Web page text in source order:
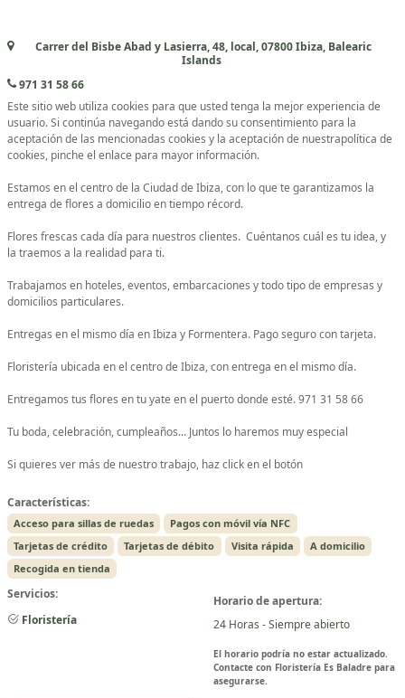
Carrer del Bisbe Abad y Lasierra, 48, local, 07800 Ibiza, Balearic
Islands
971 31 58 66
Este sitio web utiliza cookies para que usted tenga la mejor experiencia de
usuario. Si continúa navegando está dando su consentimiento para la
aceptación de las mencionadas cookies y la aceptación de nuestrapolítica de
cookies, pinche el enlace para mayor información.
Estamos en el centro de la Ciudad de Ibiza, con lo que te garantizamos la
entrega de flores a domicilio en tiempo récord.
Flores frescas cada día para nuestros clientes. Cuéntanos cuál es tu idea, y
la traemos a la realidad para ti.
Trabajamos en hoteles, eventos, embarcaciones y todo tipo de empresas y
domicilios particulares.
Entregas en el mismo día en Ibiza y Formentera. Pago seguro con tarjeta.
Floristería ubicada en el centro de Ibiza, con entrega en el mismo día.
Entregamos tus flores en tu yate en el puerto donde esté. 971 31 58 66
Tu boda, celebración, cumpleaños... Juntos lo haremos muy especial
Si quieres ver más de nuestro trabajo, haz click en el botón
Características:
Acceso para sillas de ruedas
Pagos con móvil vía NFC
Tarjetas de crédito
Tarjetas de débito Visita rápida
A domicilio
Recogida en tienda
Servicios:
Floristería
Horario de apertura:
24 Horas - Siempre abierto
El horario podría no estar actualizado.
Contacte con Floristería Es Baladre para
asegurarse.